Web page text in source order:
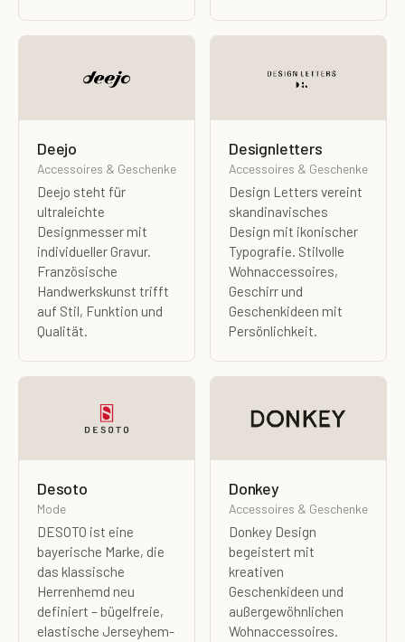
Deejo
Accessoires & Geschenke
Deejo steht für
ultraleichte
Designmesser mit
individueller Gravur.
Französische
Handwerkskunst trifft
auf Stil, Funktion und
Qualität.
Designletters
Accessoires & Geschenke
Design Letters vereint
skandinavisches
Design mit ikonischer
Typografie. Stilvolle
Wohnaccessoires,
Geschirr und
Geschenkideen mit
Persönlichkeit.
Desoto
Mode
DESOTO ist eine
bayerische Marke, die
das klassische
Herrenhemd neu
definiert – bügelfreie,
elastische Jerseyhem­
Donkey
Accessoires & Geschenke
Donkey Design
begeistert mit
kreativen
Geschenkideen und
außergewöhnlichen
Wohnaccessoires.